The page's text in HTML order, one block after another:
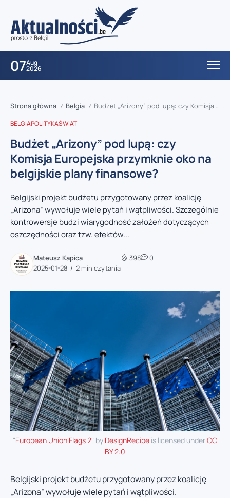
07Aug
2026
Strona główna / Belgia / Budżet „Arizony” pod lupą: czy Komisja Europejska przymknie oko na belgijskie plany finansowe?
BELGIAPOLITYKAŚWIAT
Budżet „Arizony” pod lupą: czy
Komisja Europejska przymknie oko na
belgijskie plany finansowe?
Belgijski projekt budżetu przygotowany przez koalicję
„Arizona” wywołuje wiele pytań i wątpliwości. Szczególnie
kontrowersje budzi wiarygodność założeń dotyczących
oszczędności oraz tzw. efektów...
Mateusz Kapica
2025-01-28
2 min czytania
398 0
"European Union Flags 2" by DesignRecipe is licensed underCC
BY 2.0
Belgijski projekt budżetu przygotowany przez koalicję
„Arizona” wywołuje wiele pytań i wątpliwości.